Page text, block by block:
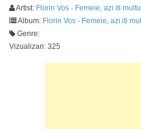
Artist: Florin Vos - Femeie, azi iti
Album: Florin Vos - Femeie, azi iti
Genre:
Vizualizari: 325